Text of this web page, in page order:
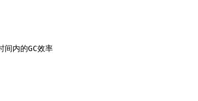
间内的GC效率